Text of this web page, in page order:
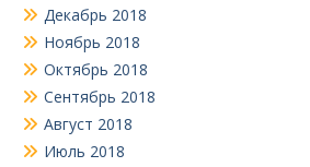
Декабрь 2018
Ноябрь 2018
Октябрь 2018
Сентябрь 2018
Август 2018
Июль 2018